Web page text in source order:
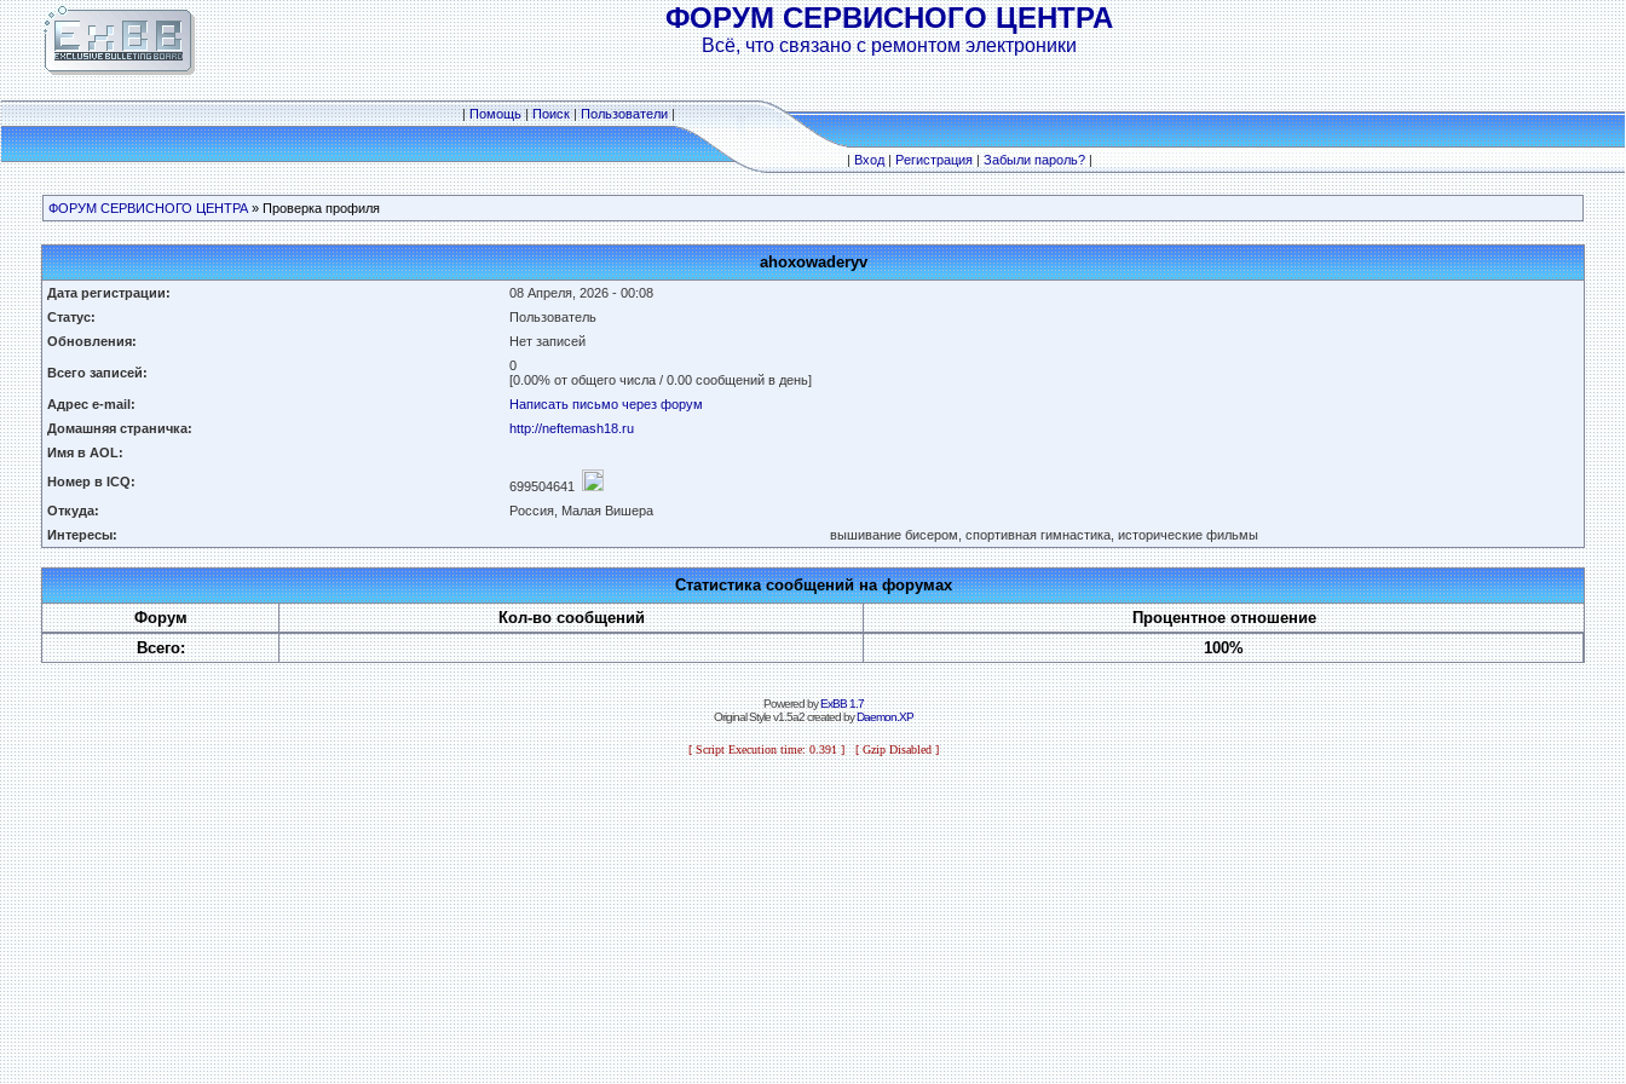
ФОРУМ СЕРВИСНОГО ЦЕНТРА
Всё, что связано с ремонтом электроники
|Помощь|Поиск|Пользователи|
|Вход|Регистрация|Забыли пароль?|
ФОРУМ СЕРВИСНОГО ЦЕНТРА » Проверка профиля
ahoxowaderyv
Дата регистрации:
08 Апреля, 2026 - 00:08
Статус:
Пользователь
Обновления:
Нет записей
Всего записей:
0
[0.00% от общего числа / 0.00 сообщений в день]
Адрес e-mail:
Написать письмо через форум
Домашняя страничка:
http://neftemash18.ru
Имя в AOL:
Номер в ICQ:
699504641
Откуда:
Россия, Малая Вишера
Интересы:
вышивание бисером, спортивная гимнастика, исторические фильмы
Статистика сообщений на форумах
Форум
Кол-во сообщений
Процентное отношение
Всего:
100%
Powered byExBB 1.7
Original Style v1.5a2 created byDaemon.XP
[ Script Execution time: 0.391 ] [ Gzip Disabled ]